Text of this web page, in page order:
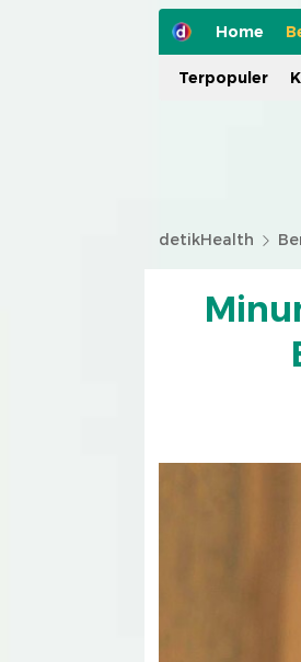
Home
Terpopuler
detikHealth